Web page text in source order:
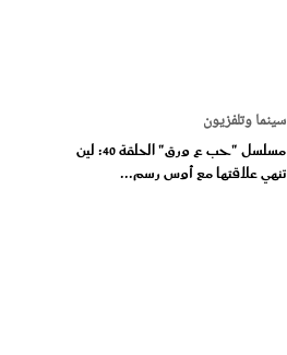
سينما وتلفزيون
مسلسل "حب ع ورق" الحلقة 40: لين
تنهي علاقتها مع أوس رسم...